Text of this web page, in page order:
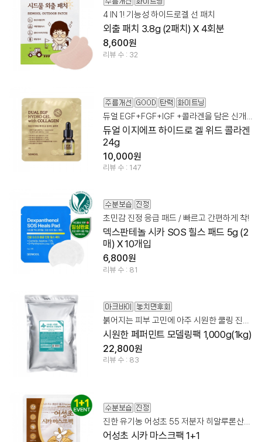
4 IN 1! 기능성 하이드로겔 선 패치
외출 패치 3.8g (2패치) X 4회분
8,600원
리뷰 수 : 32
듀얼 이지에프 하이드로 겔 위드 콜라겐
24g
10,000원
리뷰 수 : 147
초민감 진정 응급 패드 / 빠르고 간편하게 착!
덱스판테놀 시카 SOS 힐스 패드 5g (2
매) X 10개입
6,800원
리뷰 수 : 81
시원한 페퍼민트 모델링팩 1,000g(1kg)
22,800원
리뷰 수 : 83
진한 유기농 어성초 55 저분자 히알루론산/병풀파우더
어성초 시카 마스크팩 1+1